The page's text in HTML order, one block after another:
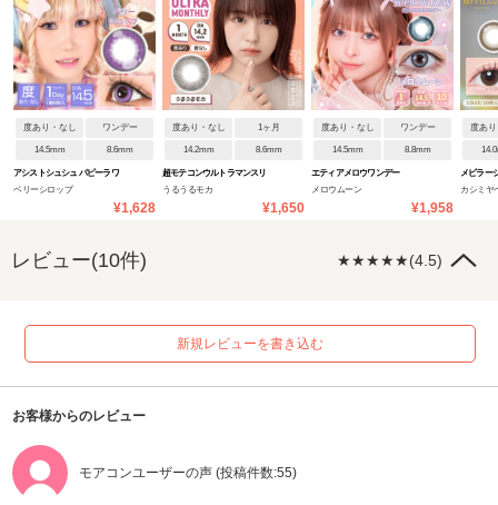
度あり・なし ワンデー
14.5mm 8.6mm
アシストシュシュ パピーラワ
ベリーシロップ
¥1,628
度あり・なし 1ヶ月
14.2mm 8.6mm
超モテコンウルトラマンスリ
ー
うるうるモカ
¥1,650
度あり・なし ワンデー
14.5mm 8.8mm
エティアメロウワンデー
メロウムーン
¥1,958
度あ
メビラー
カシミヤ
レビュー(10件) ★★★★★(4.5)
新規レビューを書き込む
お客様からのレビュー
モアコンユーザーの声 (投稿件数:55)